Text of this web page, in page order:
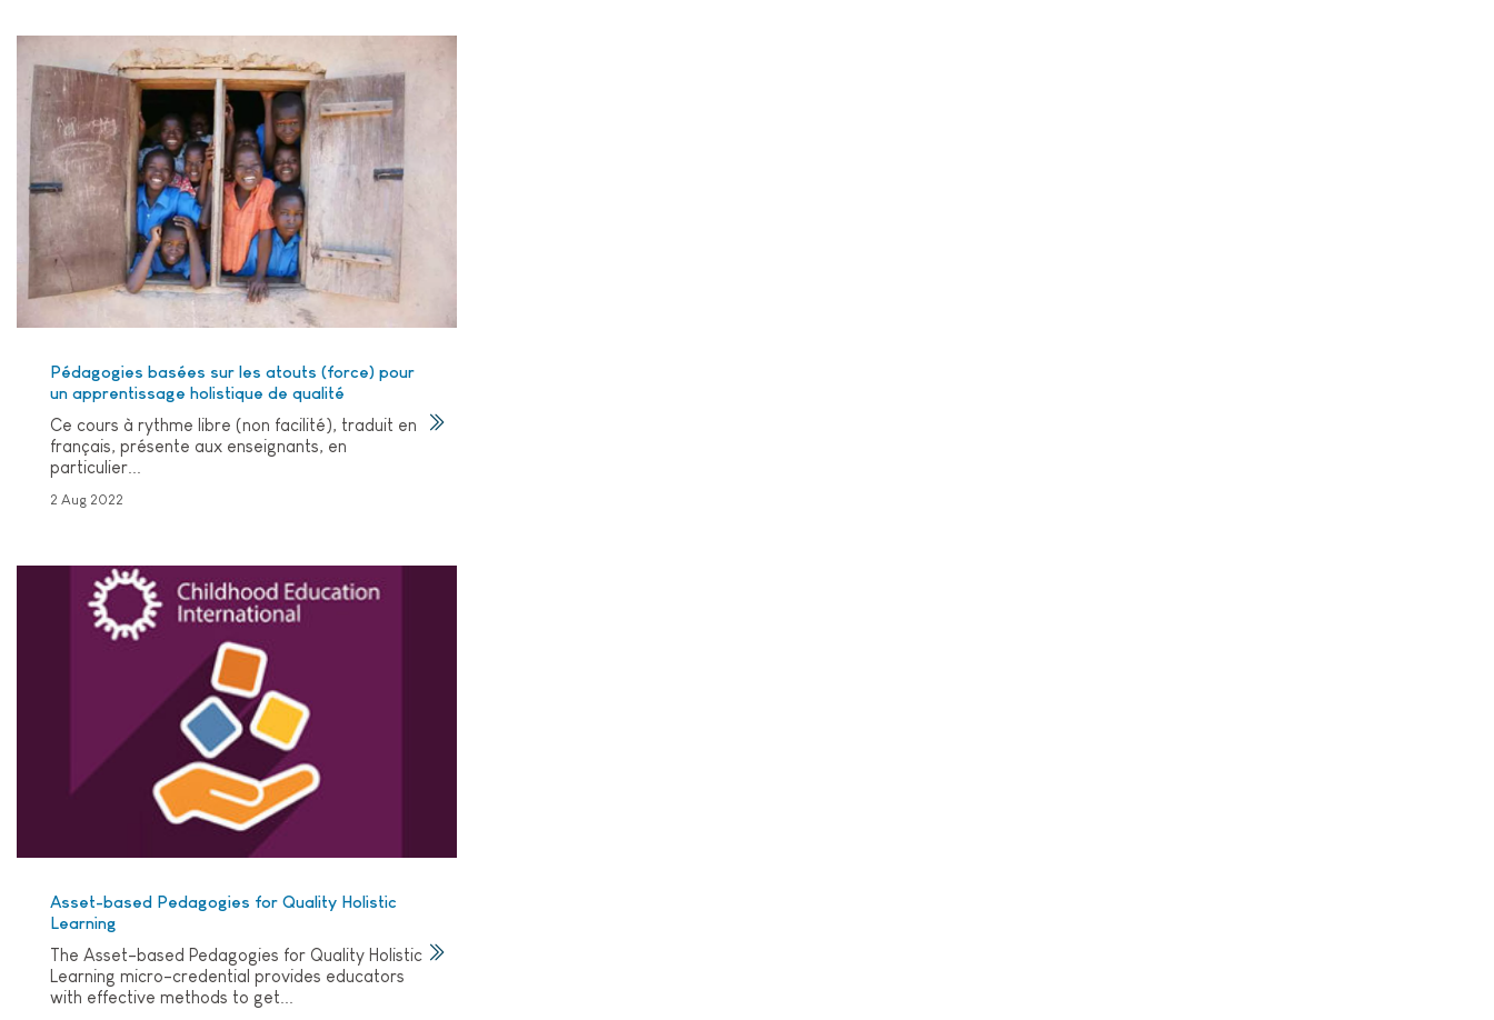
Pédagogies basées sur les atouts (force) pour
un apprentissage holistique de qualité
Ce cours à rythme libre (non facilité), traduit en
français, présente aux enseignants, en
particulier...
2 Aug 2022
Asset-based Pedagogies for Quality Holistic
Learning
The Asset-based Pedagogies for Quality Holistic
Learning micro-credential provides educators
with effective methods to get...